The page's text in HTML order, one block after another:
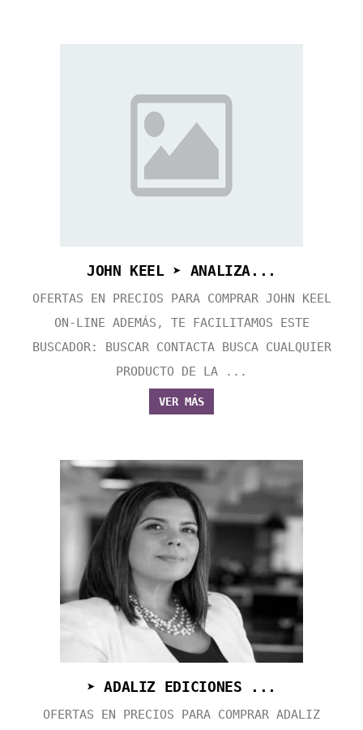
JOHN KEEL ➤ ANALIZA...
OFERTAS EN PRECIOS PARA COMPRAR JOHN KEEL
ON-LINE ADEMÁS, TE FACILITAMOS ESTE
BUSCADOR: BUSCAR CONTACTA BUSCA CUALQUIER
PRODUCTO DE LA ...
VER MÁS
➤ ADALIZ EDICIONES ...
OFERTAS EN PRECIOS PARA COMPRAR ADALIZ